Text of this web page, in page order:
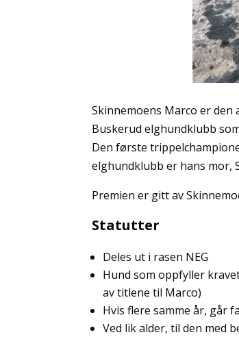
Skinnemoens Marco er den
Buskerud elghundklubb
Den første
elghundklubb er hans mor,
Premien er gitt av
Statutter
Deles ut i rasen NEG
Hund som oppfyller
av titlene til Marco)
Hvis flere samme år, går
Ved lik alder, til den med